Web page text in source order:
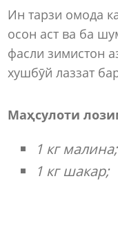
Ин тарзи омода
осон аст ва ба
фасли зимистон
хушбӯй лаззат
Маҳсулоти
1 кг малина;
1 кг шакар;